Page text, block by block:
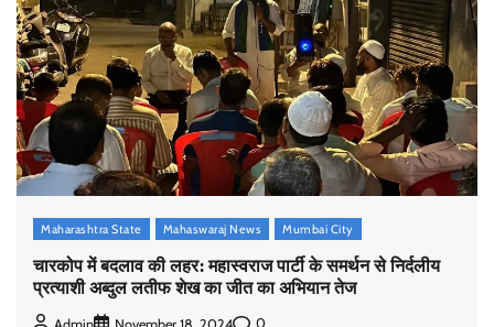
Maharashtra State Mahaswaraj News Mumbai City
चारकोप में बदलाव की लहर: महास्वराज पार्टी के समर्थन से निर्दलीय
प्रत्याशी अब्दुल लतीफ शेख का जीत का अभियान तेज
0